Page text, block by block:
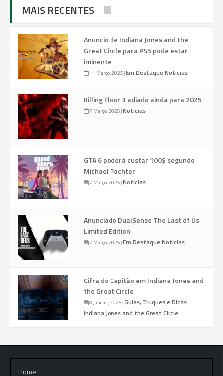
MAIS RECENTES
Anuncio de Indiana Jones and the
Great Circle para PS5 pode estar
iminente
11 Março, 2025|Em Destaque Noticias
Killing Floor 3 adiado ainda para 2025
7 Março, 2025|Noticias
GTA 6 poderá custar 100$ segundo
Michael Pachter
7 Março, 2025|Noticias
Anunciado DualSense The Last of Us
Limited Edition
7 Março, 2025|Em Destaque Noticias
Cifra do Capitão em Indiana Jones and
the Great Circle
8 Janeiro, 2025|Guias, Truques e Dicas
Indiana Jones and the Great Circle
Home